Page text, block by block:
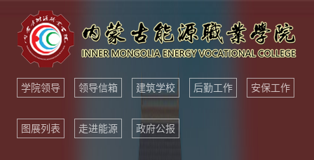
学院领导 领导信箱 建筑学校 后勤工作 安保工作
图展列表 走进能源 政府公报